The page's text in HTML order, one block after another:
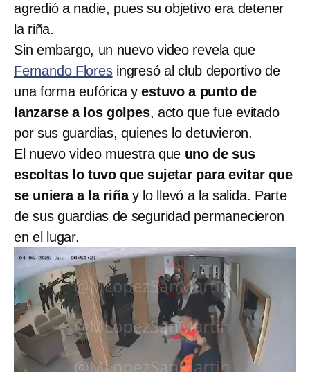
agredió a nadie, pues su objetivo era detener
la riña.
Sin embargo, un nuevo video revela que
Fernando Floresingresó al club deportivo de
una forma eufórica yestuvo a punto de
lanzarse a los golpes, acto que fue evitado
por sus guardias, quienes lo detuvieron.
El nuevo video muestra que uno de sus
escoltas lo tuvo que sujetar para evitar que
se uniera a la riñay lo llevó a la salida. Parte
de sus guardias de seguridad permanecieron
en el lugar.